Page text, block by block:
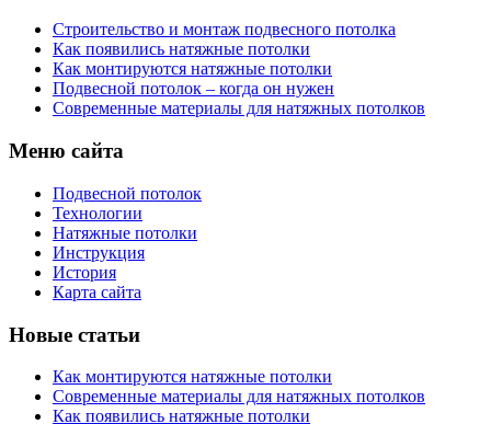
Строительство и монтаж подвесного потолка
Как появились натяжные потолки
Как монтируются натяжные потолки
Подвесной потолок – когда он нужен
Современные материалы для натяжных потолков
Меню сайта
Подвесной потолок
Технологии
Натяжные потолки
Инструкция
История
Карта сайта
Новые статьи
Как монтируются натяжные потолки
Современные материалы для натяжных потолков
Как появились натяжные потолки